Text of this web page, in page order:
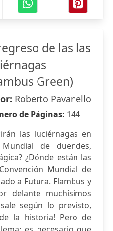
de las las
Green)
Roberto Pavanello
de Páginas: 144
las luciérnagas en
de duendes,
¿Dónde están las
Mundial de
a Futura. Flambus y
delante muchísimos
según lo previsto,
la historia! Pero de